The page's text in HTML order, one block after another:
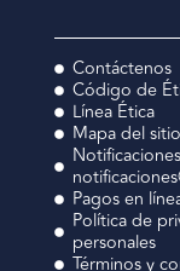
Contáctenos
Código de
Línea Ética
Mapa del sitio
Pagos en
Política de
personales
Términos y